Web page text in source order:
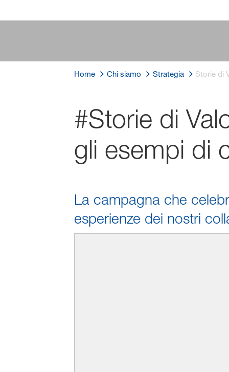
Home Chi siamo Strategia Storie di
#Storie di
gli esempi di
La campagna che
esperienze dei nostri